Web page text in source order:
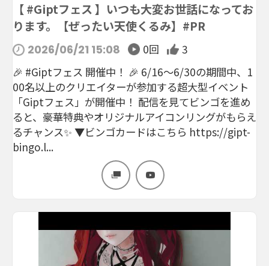
【 #Giptフェス 】いつも大変お世話になってお
ります。【ぜったい天使くるみ】#PR
2026/06/21 15:08 0回
3
🎉 #Giptフェス 開催中！ 🎉 6/16〜6/30の期間中、1
00名以上のクリエイターが参加する超大型イベント
「Giptフェス」が開催中！ 配信を見てビンゴを進め
ると、豪華特典やオリジナルアイコンリングがもらえ
るチャンス✨ ▼ビンゴカードはこちら https://gipt-
bingo.l...